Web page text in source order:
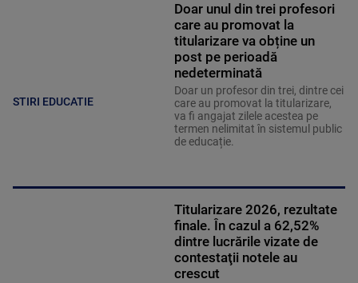
STIRI EDUCATIE
Doar unul din trei profesori
care au promovat la
titularizare va obține un
post pe perioadă
nedeterminată
Doar un profesor din trei, dintre cei
care au promovat la titularizare,
va fi angajat zilele acestea pe
termen nelimitat în sistemul public
de educație.
Titularizare 2026, rezultate
finale. În cazul a 62,52%
dintre lucrările vizate de
contestaţii notele au
crescut